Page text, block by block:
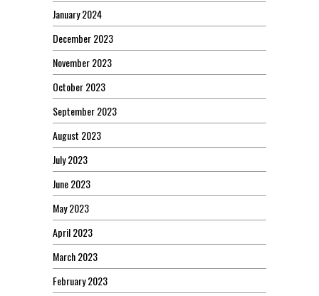
January 2024
December 2023
November 2023
October 2023
September 2023
August 2023
July 2023
June 2023
May 2023
April 2023
March 2023
February 2023